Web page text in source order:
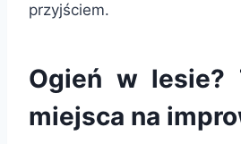
przyjściem.
Ogień w lesie?
miejsca na